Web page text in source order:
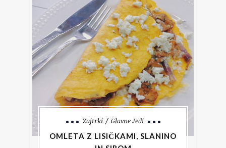
Zajtrki
Glavne Jedi
OMLETA Z LISIČKAMI, SLANINO